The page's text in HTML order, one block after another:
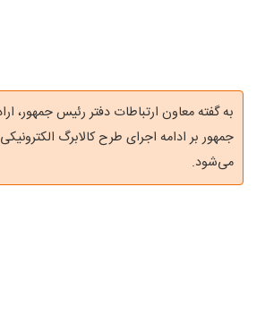
به گفته معاون ارتباطات دفتر رئیس جمهور،
جمهور بر ادامه اجرای طرح کالابرگ
می‌شود.